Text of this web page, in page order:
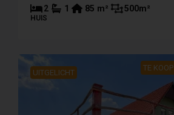
2 1 85 m² 500m²
HUIS
UITGELICHT
TE KOOP